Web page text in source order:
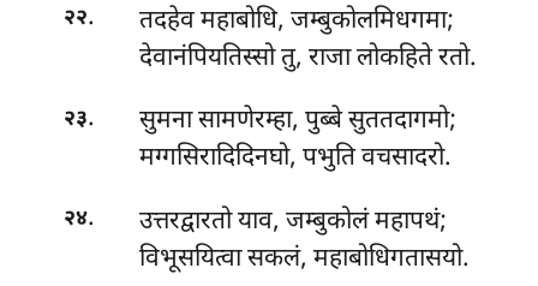
२२.
तदहेव महाबोधि, जम्बुकोलमिधगमा;
देवानंपियतिस्सो तु, राजा लोकहिते रतो.
२३.
सुमना सामणेरम्हा, पुब्बे सुततदागमो;
मग्गसिरादिदिनघो, पभुति वचसादरो.
२४. उत्तरद्वारतोयाव, जम्बुकोलं महापथं;
विभूसयित्वा सकलं, महाबोधिगतासयो.